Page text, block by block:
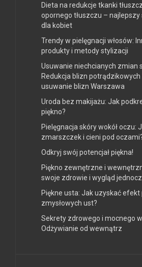
Dieta na redukcje tkanki
opornego tłuszczu – najlepszy
dla kobiet
Trendy w pielęgnacji włosów:
produkty i metody stylizacji
Usuwanie niechcianych zmian
Redukcja blizn
usuwanie blizn Warszawa
Uroda bez makijażu: Jak
piękno?
Pielęgnacja skóry wokół oczu:
zmarszczek i cieni pod
Odkryj swój potencjał piękna!
Piękno zewnętrzne i
swoje zdrowie i wygląd
Piękne usta: Jak uzyskać efekt
zmysłowych ust?
Sekrety zdrowego i mocnego
Odżywianie od wewnątrz